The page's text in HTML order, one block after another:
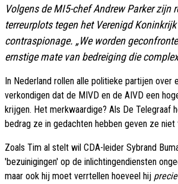
Volgens de MI5-chef Andrew Parker zijn
terreurplots tegen het Verenigd
contraspionage. „We worden
ernstige mate van bedreiging die
In Nederland rollen alle politieke partijen over
verkondigen dat de MIVD en de AIVD een
krijgen. Het merkwaardige? Als De Telegraaf
bedrag ze in gedachten hebben geven ze niet
Zoals Tim al stelt wil CDA-leider Sybrand
'bezuinigingen' op de inlichtingendiensten
maar ook hij moet verrtellen hoeveel hij